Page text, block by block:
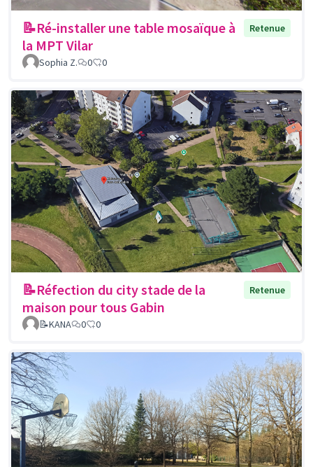
📝Ré-installer une table mosaïque à
la MPT Vilar
Retenue
Sophia Z. 0 0
📝Réfection du city stade de la
maison pour tous Gabin
Retenue
📝KANA 0 0